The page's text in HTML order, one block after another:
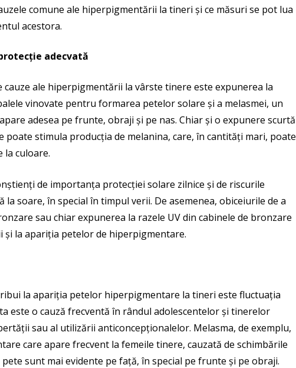
comune ale hiperpigmentării la tineri și ce măsuri se pot lua
acestora.
adecvată
cauze ale hiperpigmentării la vârste tinere este expunerea la
vinovate pentru formarea petelor solare și a melasmei, un
adesea pe frunte, obraji și pe nas. Chiar și o expunere scurtă
poate stimula producția de melanina, care, în cantități mari, poate
la culoare.
de importanța protecției solare zilnice și de riscurile
la soare, în special în timpul verii. De asemenea, obiceiurile de a
sau chiar expunerea la razele UV din cabinele de bronzare
și la apariția petelor de hiperpigmentare.
la apariția petelor hiperpigmentare la tineri este fluctuația
este o cauză frecventă în rândul adolescentelor și tinerelor
sau al utilizării anticoncepționalelor. Melasma, de exemplu,
care apare frecvent la femeile tinere, cauzată de schimbările
sunt mai evidente pe față, în special pe frunte și pe obraji.